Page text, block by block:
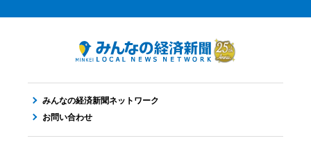
みんなの経済新聞ネットワーク
お問い合わせ